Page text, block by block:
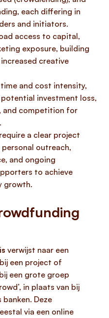
each differing in
and initiators.
access to capital,
exposure, building
creative
and cost intensity,
investment loss,
and competition for
a clear project
outreach,
and ongoing
to achieve
growth.
verwijst naar een
een project of
een grote groep
in plaats van bij
Deze
via een online